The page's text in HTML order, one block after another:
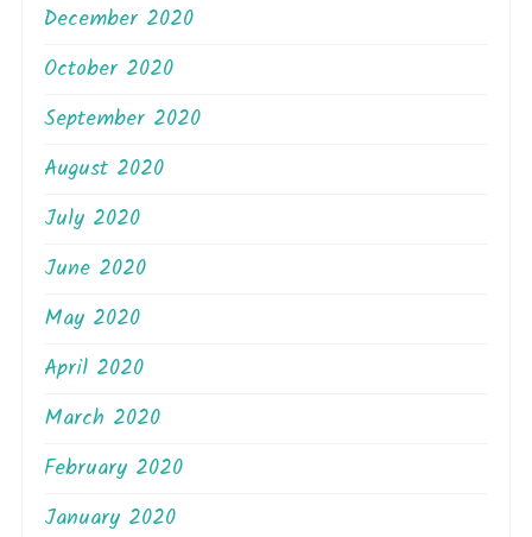
December 2020
October 2020
September 2020
August 2020
July 2020
June 2020
May 2020
April 2020
March 2020
February 2020
January 2020